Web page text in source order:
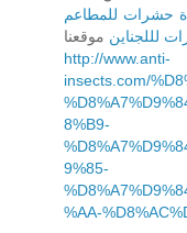
حشرات للمطاعم
لللجناين
http://www.anti-
insects.com/
8%B9-
9%85-
%AA-